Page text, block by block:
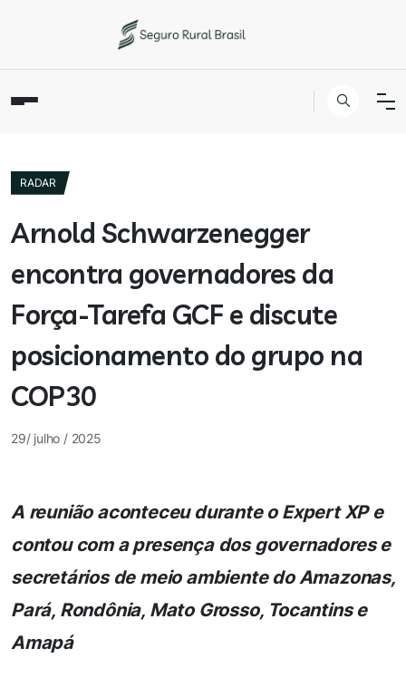
RADAR
Arnold Schwarzenegger
encontra governadores da
Força-Tarefa GCF e discute
posicionamento do grupo na
COP30
29/ julho / 2025
A reunião aconteceu durante o Expert XP e
contou com a presença dos governadores e
secretários de meio ambiente do Amazonas,
Pará, Rondônia, Mato Grosso, Tocantins e
Amapá